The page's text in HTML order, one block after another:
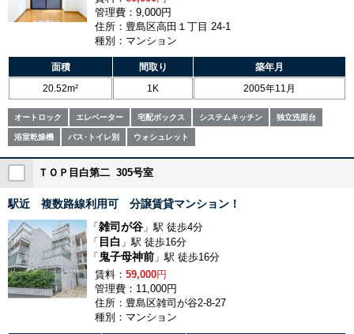
管理費：9,000円
住所：豊島区高田１丁目 24-1
種別：マンション
面積 間取り
築年月
20.52m²
1K 2005年11月
オートロック エレベーター 宅配ボックス システムキッチン 独立洗面台
浴室乾燥機 バス･トイレ別 ウォシュレット
ＴＯＰ目白第二 305号室
駅近 複数路線利用可 分譲賃貸マンション！
「 雑司が谷 」駅 徒歩4分
「 目白 」駅 徒歩16分
「 鬼子母神前 」駅 徒歩16分
賃料： 59,000円
管理費：11,000円
住所：豊島区雑司が谷2-8-27
種別：マンション